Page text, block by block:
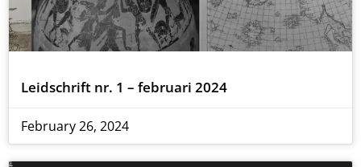
Leidschrift nr. 1 – februari 2024
February 26, 2024